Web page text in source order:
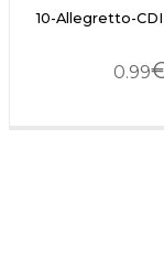
10-Allegretto-
0.99